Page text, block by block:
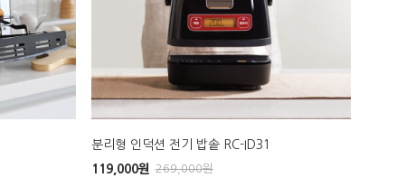
분리형 인덕션 전기 밥솥 RC-ID31
119,000원 269,000원